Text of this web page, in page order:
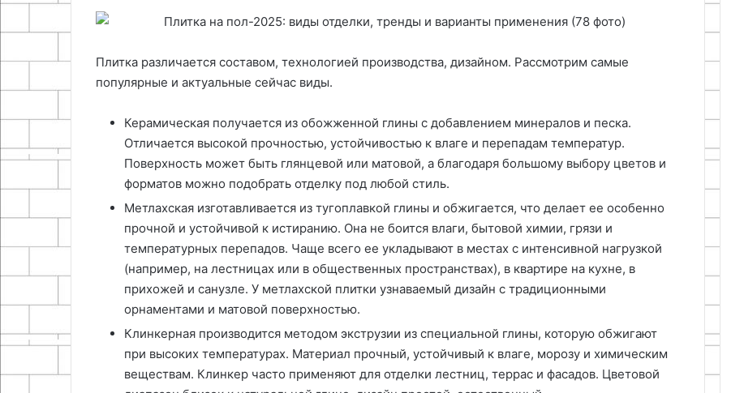
Плитка различается составом, технологией производства, дизайном. Рассмотрим самые
популярные и актуальные сейчас виды.
Керамическая получается из обожженной глины с добавлением минералов и песка.
Отличается высокой прочностью, устойчивостью к влаге и перепадам температур.
Поверхность может быть глянцевой или матовой, а благодаря большому выбору цветов и
форматов можно подобрать отделку под любой стиль.
Метлахская изготавливается из тугоплавкой глины и обжигается, что делает ее особенно
прочной и устойчивой к истиранию. Она не боится влаги, бытовой химии, грязи и
температурных перепадов. Чаще всего ее укладывают в местах с интенсивной нагрузкой
(например, на лестницах или в общественных пространствах), в квартире на кухне, в
прихожей и санузле. У метлахской плитки узнаваемый дизайн с традиционными
орнаментами и матовой поверхностью.
Клинкерная производится методом экструзии из специальной глины, которую обжигают
при высоких температурах. Материал прочный, устойчивый к влаге, морозу и химическим
веществам. Клинкер часто применяют для отделки лестниц, террас и фасадов. Цветовой